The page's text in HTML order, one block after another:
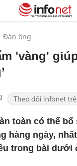
Đàn ông
'vàng'
toàn có thể bổ
hàng ngày,
trong bài dưới